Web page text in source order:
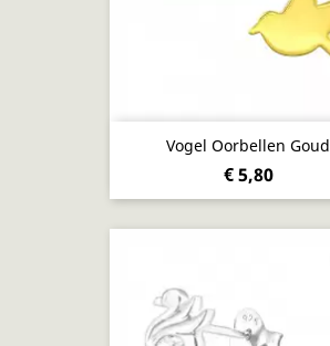
Vogel Oorbellen Goud
€ 5,80